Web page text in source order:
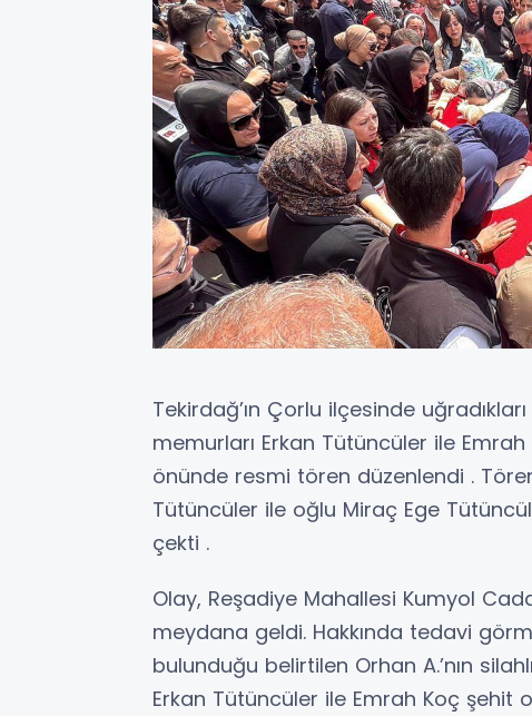
Tekirdağ’ın Çorlu ilçesinde
memurları Erkan Tütüncüler ile
önünde resmi tören düzenlendi .
Tütüncüler ile oğlu Miraç Ege
çekti .
Olay, Reşadiye Mahallesi Kumyol
meydana geldi. Hakkında tedavi
bulunduğu belirtilen Orhan A.’nın
Erkan Tütüncüler ile Emrah Koç şehit